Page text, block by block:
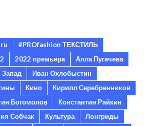
#PROfashion ТЕКСТИЛЬ
2022 премьера
Алла Пугачева
Запад
Иван Охлобыстин
Кино
Кирилл Серебренников
Богомолов
Константин Райкин
Собчак Культура
Лонгриды